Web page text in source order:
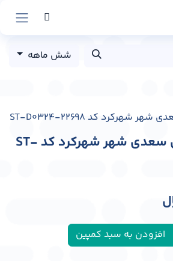
شش ماهه
استرابورد خیابان سعدی شهر شهرکرد کد ST-
افزودن به سبد کمپین